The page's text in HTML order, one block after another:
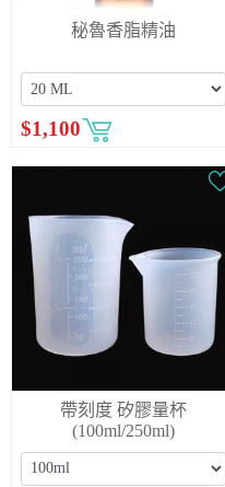
秘魯香脂精油
$1,100
帶刻度 矽膠量杯
(100ml/250ml)